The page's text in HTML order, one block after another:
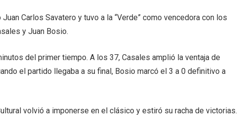
Carlos Savatero y tuvo a la “Verde” como vencedora con los
y Juan Bosio.
del primer tiempo. A los 37, Casales amplió la ventaja de
el partido llegaba a su final, Bosio marcó el 3 a 0 definitivo a
volvió a imponerse en el clásico y estiró su racha de victorias.